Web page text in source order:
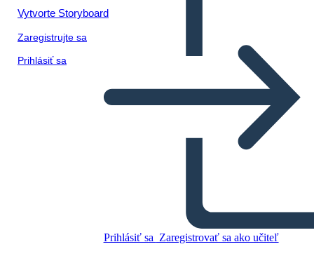
Vytvorte Storyboard
Zaregistrujte sa
Prihlásiť sa
Prihlásiť sa Zaregistrovať sa ako učiteľ
השפעות עיקריות